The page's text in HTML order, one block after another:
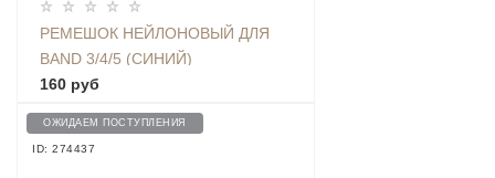
РЕМЕШОК НЕЙЛОНОВЫЙ ДЛЯ
BAND 3/4/5 (СИНИЙ)
160 руб
ОЖИДАЕМ ПОСТУПЛЕНИЯ
ID: 274437